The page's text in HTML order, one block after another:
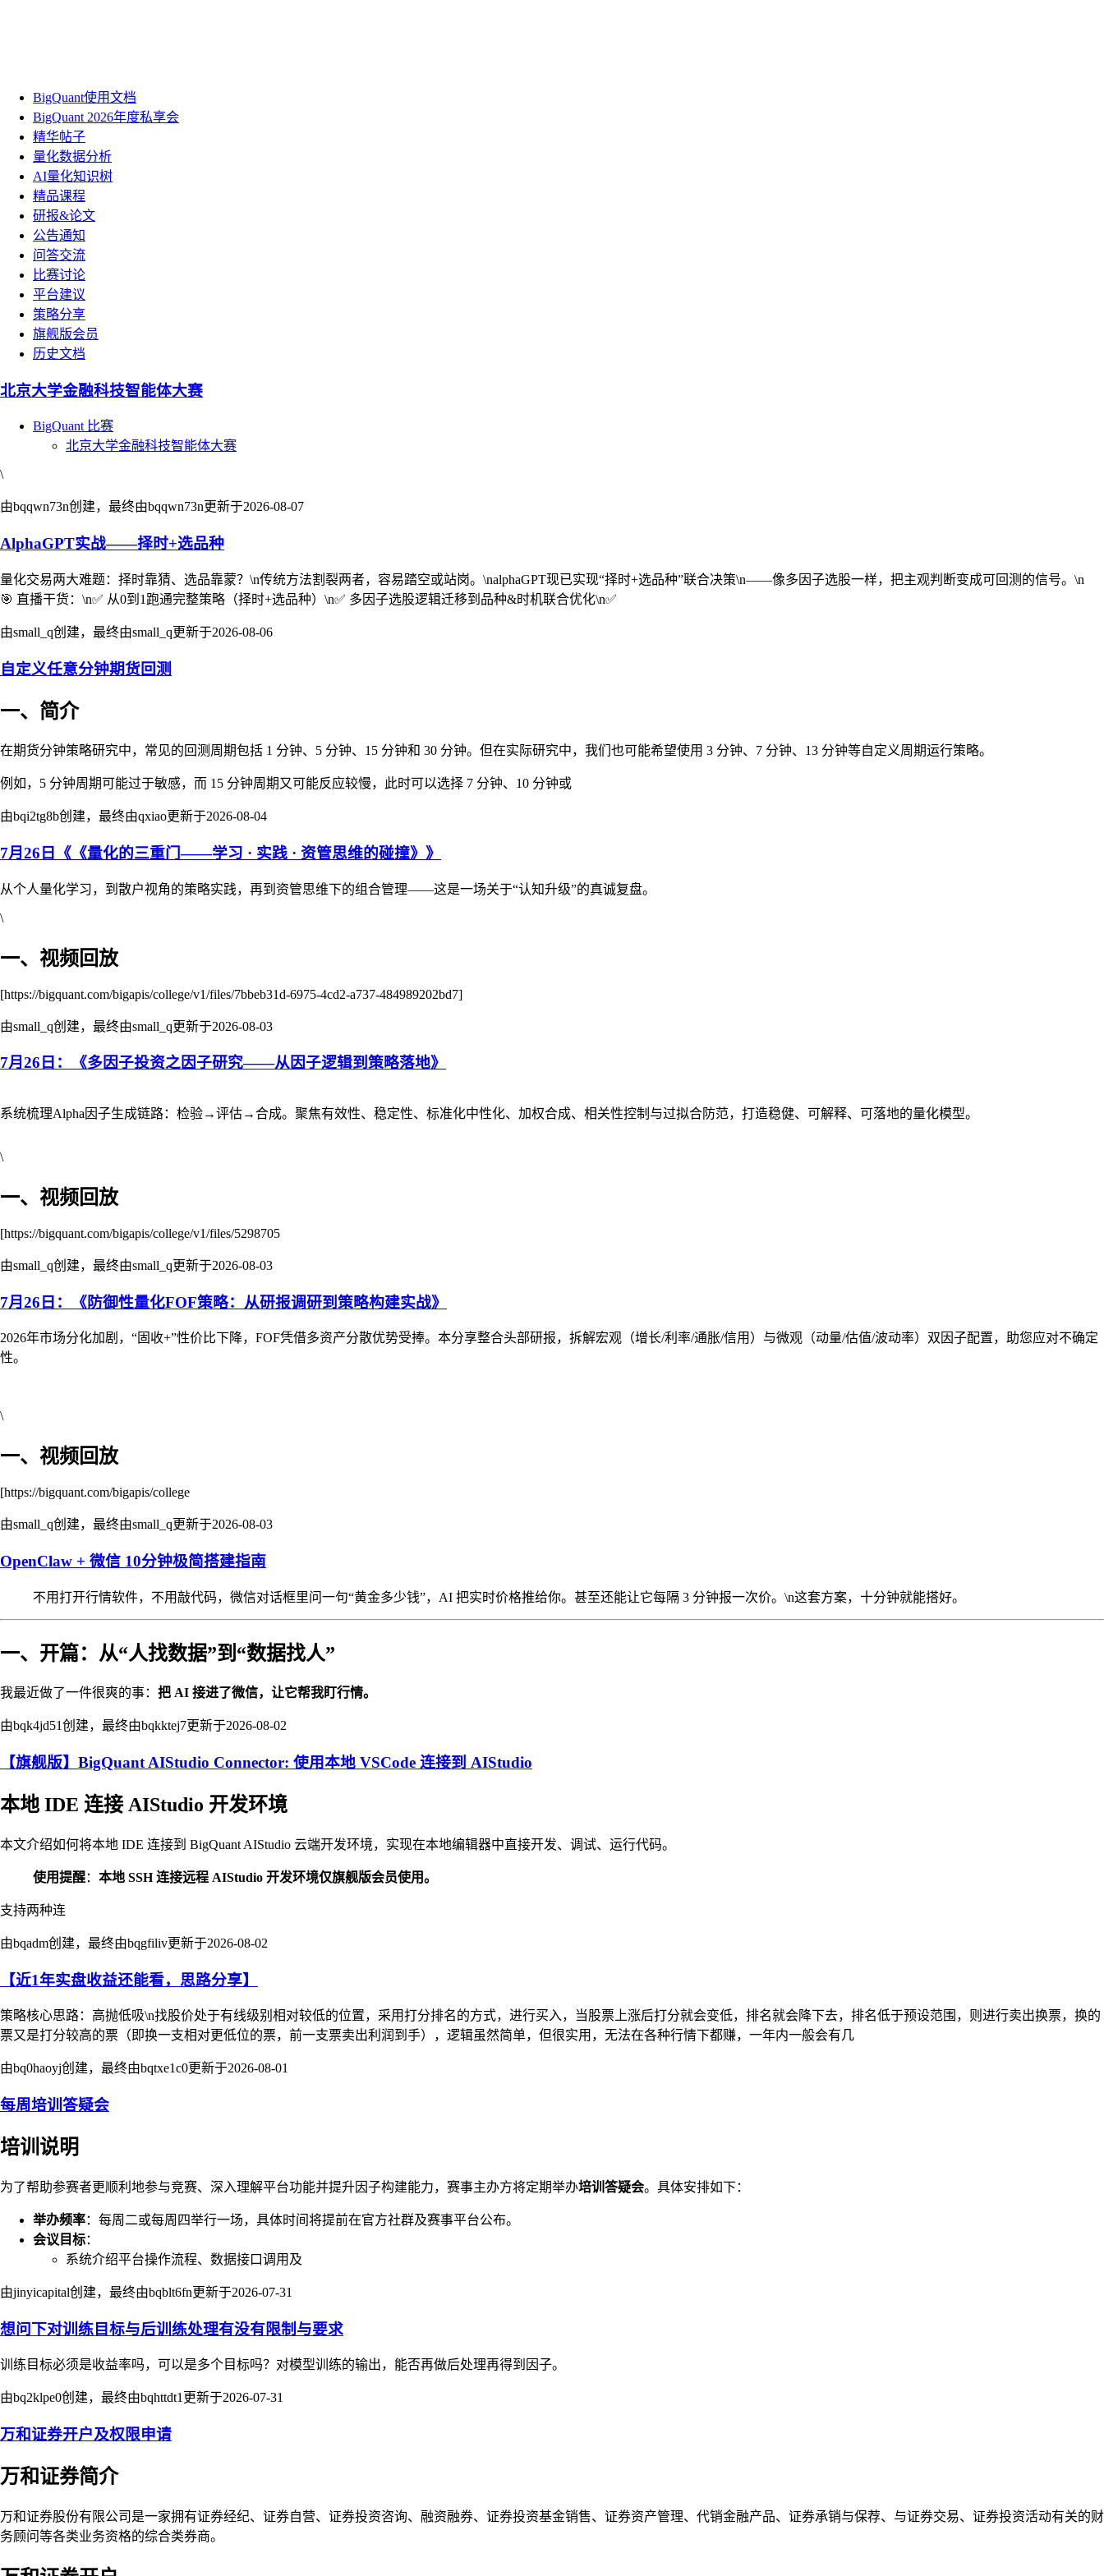
BigQuant使用文档
BigQuant 2026年度私享会
精华帖子
量化数据分析
AI量化知识树
精品课程
研报&论文
公告通知
问答交流
比赛讨论
平台建议
策略分享
旗舰版会员
历史文档
北京大学金融科技智能体大赛
BigQuant 比赛
北京大学金融科技智能体大赛
\
由bqqwn73n创建，最终由bqqwn73n更新于2026-08-07
AlphaGPT实战——择时+选品种
量化交易两大难题：择时靠猜、选品靠蒙？\n传统方法割裂两者，容易踏空或站岗。\nalphaGPT现已实现“择时+选品种”联合决策\n——像多因子选股一样，把主观判断变成可回测的信号。\n
🎯 直播干货：\n✅ 从0到1跑通完整策略（择时+选品种）\n✅ 多因子选股逻辑迁移到品种&时机联合优化\n✅
由small_q创建，最终由small_q更新于2026-08-06
自定义任意分钟期货回测
一、简介
在期货分钟策略研究中，常见的回测周期包括 1 分钟、5 分钟、15 分钟和 30 分钟。但在实际研究中，我们也可能希望使用 3 分钟、7 分钟、13 分钟等自定义周期运行策略。
例如，5 分钟周期可能过于敏感，而 15 分钟周期又可能反应较慢，此时可以选择 7 分钟、10 分钟或
由bqi2tg8b创建，最终由qxiao更新于2026-08-04
7月26日《《量化的三重门——学习 · 实践 · 资管思维的碰撞》》
从个人量化学习，到散户视角的策略实践，再到资管思维下的组合管理——这是一场关于“认知升级”的真诚复盘。
\
一、视频回放
[https://bigquant.com/bigapis/college/v1/files/7bbeb31d-6975-4cd2-a737-484989202bd7]
由small_q创建，最终由small_q更新于2026-08-03
7月26日：《多因子投资之因子研究——从因子逻辑到策略落地》
系统梳理Alpha因子生成链路：检验→评估→合成。聚焦有效性、稳定性、标准化中性化、加权合成、相关性控制与过拟合防范，打造稳健、可解释、可落地的量化模型。
\
一、视频回放
[https://bigquant.com/bigapis/college/v1/files/5298705
由small_q创建，最终由small_q更新于2026-08-03
7月26日：《防御性量化FOF策略：从研报调研到策略构建实战》
2026年市场分化加剧，“固收+”性价比下降，FOF凭借多资产分散优势受捧。本分享整合头部研报，拆解宏观（增长/利率/通胀/信用）与微观（动量/估值/波动率）双因子配置，助您应对不确定
性。
\
一、视频回放
[https://bigquant.com/bigapis/college
由small_q创建，最终由small_q更新于2026-08-03
OpenClaw + 微信 10分钟极简搭建指南
不用打开行情软件，不用敲代码，微信对话框里问一句“黄金多少钱”，AI 把实时价格推给你。甚至还能让它每隔 3 分钟报一次价。\n这套方案，十分钟就能搭好。
一、开篇：从“人找数据”到“数据找人”
我最近做了一件很爽的事： 把 AI 接进了微信，让它帮我盯行情。
由bqk4jd51创建，最终由bqkktej7更新于2026-08-02
【旗舰版】BigQuant AIStudio Connector: 使用本地 VSCode 连接到 AIStudio
本地 IDE 连接 AIStudio 开发环境
本文介绍如何将本地 IDE 连接到 BigQuant AIStudio 云端开发环境，实现在本地编辑器中直接开发、调试、运行代码。
使用提醒： 本地 SSH 连接远程 AIStudio 开发环境仅旗舰版会员使用。
支持两种连
由bqadm创建，最终由bqgfiliv更新于2026-08-02
【近1年实盘收益还能看，思路分享】
策略核心思路：高抛低吸\n找股价处于有线级别相对较低的位置，采用打分排名的方式，进行买入，当股票上涨后打分就会变低，排名就会降下去，排名低于预设范围，则进行卖出换票，换的
票又是打分较高的票（即换一支相对更低位的票，前一支票卖出利润到手），逻辑虽然简单，但很实用，无法在各种行情下都赚，一年内一般会有几
由bq0haoyj创建，最终由bqtxe1c0更新于2026-08-01
每周培训答疑会
培训说明
为了帮助参赛者更顺利地参与竞赛、深入理解平台功能并提升因子构建能力，赛事主办方将定期举办培训答疑会。具体安排如下：
举办频率：每周二或每周四举行一场，具体时间将提前在官方社群及赛事平台公布。
会议目标：
系统介绍平台操作流程、数据接口调用及
由jinyicapital创建，最终由bqblt6fn更新于2026-07-31
想问下对训练目标与后训练处理有没有限制与要求
训练目标必须是收益率吗，可以是多个目标吗？对模型训练的输出，能否再做后处理再得到因子。
由bq2klpe0创建，最终由bqhttdt1更新于2026-07-31
万和证券开户及权限申请
万和证券简介
万和证券股份有限公司是一家拥有证券经纪、证券自营、证券投资咨询、融资融券、证券投资基金销售、证券资产管理、代销金融产品、证券承销与保荐、与证券交易、证券投资活动有关的财
务顾问等各类业务资格的综合类券商。